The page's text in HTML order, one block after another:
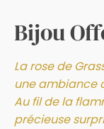
Bijou
La rose de
une ambiance
Au fil de la
précieuse